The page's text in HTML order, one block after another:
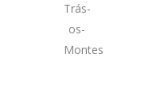
Trás-
os-
Montes